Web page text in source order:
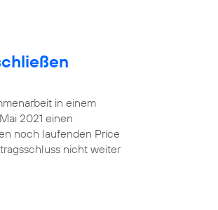
in einem
2021 einen
noch laufenden Price
nicht weiter